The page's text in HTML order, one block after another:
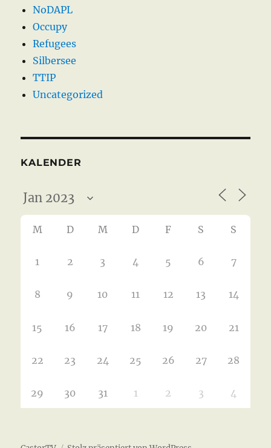
NoDAPL
Occupy
Refugees
Silbersee
TTIP
Uncategorized
KALENDER
M D M D F S S
1 2 3 4 5 6 7
8 9 10 11 12 13 14
15 16 17 18 19 20 21
22 23 24 25 26 27 28
29 30 31 1 2 3 4